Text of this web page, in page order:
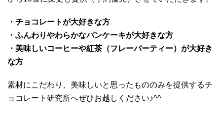
・チョコレートが大好きな方
・ふんわりやわらかなパンケーキが大好きな方
・美味しいコーヒーや紅茶（フレーバーティー）が大好き
な方
素材にこだわり、美味しいと思ったもののみを提供するチ
ョコレート研究所へぜひお越しください♪^^